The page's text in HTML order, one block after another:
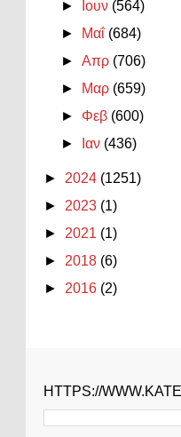
►
Ιουν (564)
►
Μαΐ (684)
►Απρ (706)
►
Μαρ (659)
► Φεβ (600)
►
Ιαν (436)
► 2024 (1251)
► 2023 (1)
► 2021 (1)
► 2018 (6)
► 2016 (2)
HTTPS://